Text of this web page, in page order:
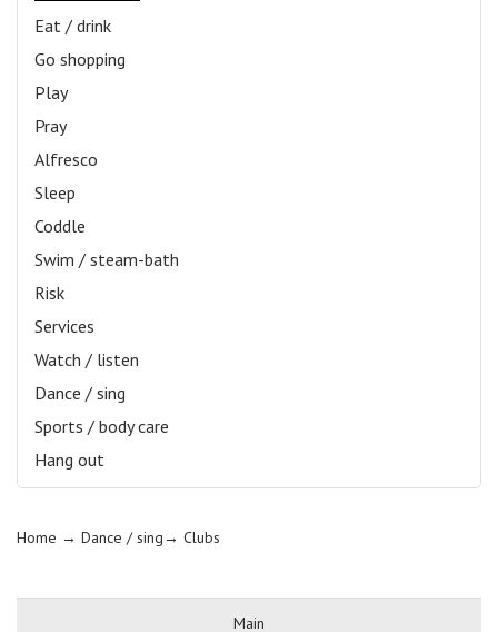
Eat / drink
Go shopping
Play
Pray
Alfresco
Sleep
Coddle
Swim / steam-bath
Risk
Services
Watch / listen
Dance / sing
Sports / body care
Hang out
Home → Dance / sing→ Clubs
Main